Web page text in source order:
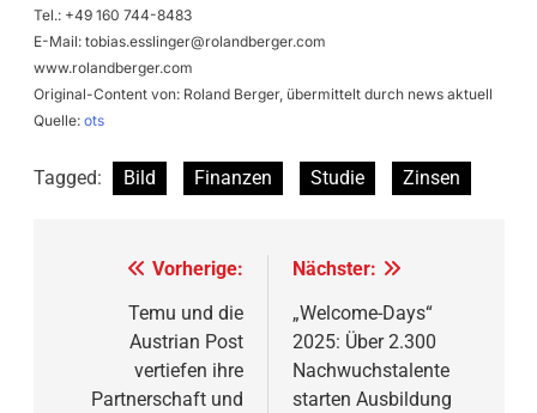
Tel.: +49 160 744-8483
E-Mail: tobias.esslinger@rolandberger.com
www.rolandberger.com
Original-Content von: Roland Berger, übermittelt durch news aktuell
Quelle: ots
Tagged: Bild Finanzen Studie Zinsen
Beitragsnavigation
Vorherige:
Temu und die
Austrian Post
vertiefen ihre
Partnerschaft und
Nächster:
„Welcome-Days“
2025: Über 2.300
Nachwuchstalente
starten Ausbildung